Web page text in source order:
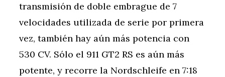
transmisión de doble embrague de 7
velocidades utilizada de serie por primera
vez, también hay aún más potencia con
530 CV. Sólo el 911 GT2 RS es aún más
potente, y recorre la Nordschleife en 7:18